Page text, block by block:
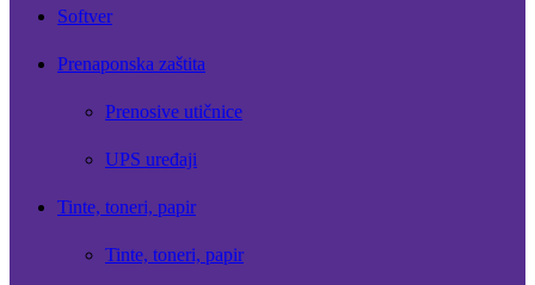
Softver
Prenaponska zaštita
Prenosive utičnice
UPS uređaji
Tinte, toneri, papir
Tinte, toneri, papir